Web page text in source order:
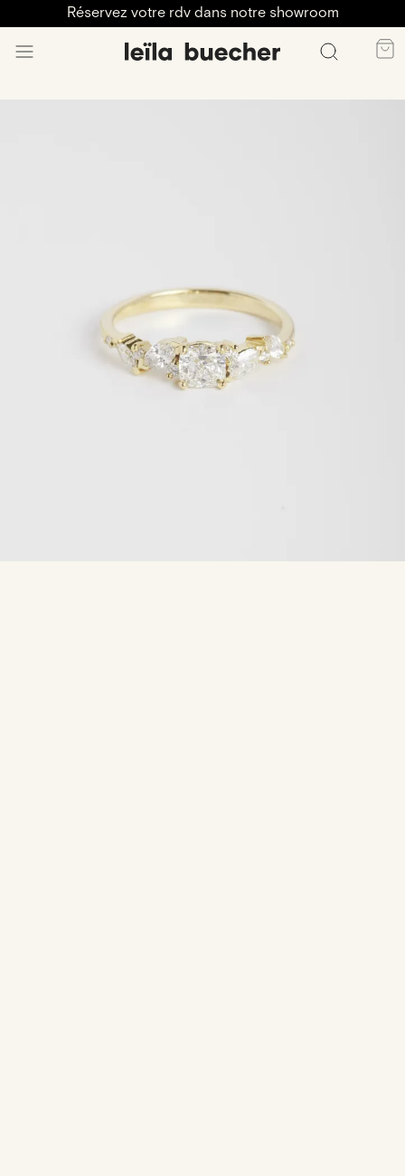
Réservez votre rdv dans notre showroom